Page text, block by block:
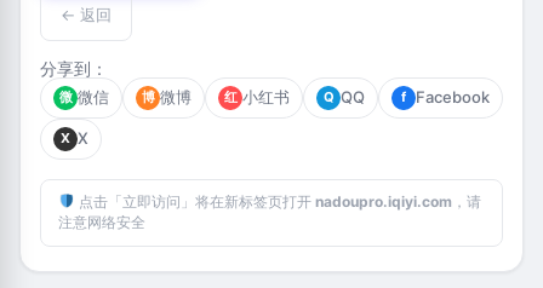
← 返回
分享到：
微 微信 博 微博 红 小红书 Q QQ f Facebook
X X
点击「立即访问」将在新标签页打开 nadoupro.iqiyi.com ，请
注意网络安全